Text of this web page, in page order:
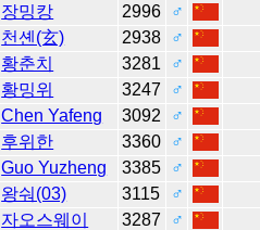
장밍캉 2996
♂
천셴(玄) 2938
♂
황춘치 3281
♂
황밍위 3247
♂
Chen Yafeng 3092
♂
후위한 3360
♂
Guo Yuzheng 3385
♂
왕숴(03) 3115
♂
자오스웨이 3287
♂